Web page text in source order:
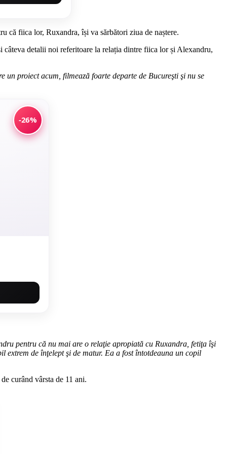
că fiica lor, Ruxandra, își va sărbători ziua de naștere.
detalii noi referitoare la relația dintre fiica lor și Alexandru,
proiect acum, filmează foarte departe de Bucureşti şi nu se
-26%
pentru că nu mai are o relaţie apropiată cu Ruxandra, fetiţa îşi
extrem de înţelept şi de matur. Ea a fost întotdeauna un copil
curând vârsta de 11 ani.